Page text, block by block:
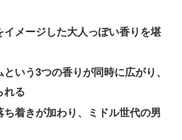
メージした大人っぽい香りを堪
いう3つの香りが同時に広がり、
れる
着きが加わり、ミドル世代の男